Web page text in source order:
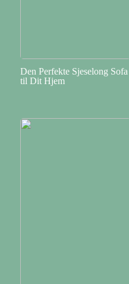
Den Perfekte Sjeselong Sofa
til Dit Hjem